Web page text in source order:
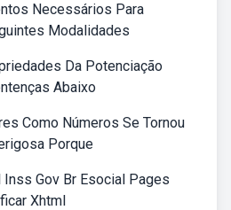
Necessários Para
Modalidades
Da Potenciação
Abaixo
Como Números Se Tornou
Porque
Gov Br Esocial Pages
Xhtml